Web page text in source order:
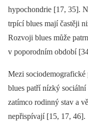
hypochondrie [17, 35].
trpící blues mají častěji
Rozvoji blues může
v poporodním období
Mezi
blues patří nízký
zatímco rodinný stav a
nepřispívají [15, 17, 46].